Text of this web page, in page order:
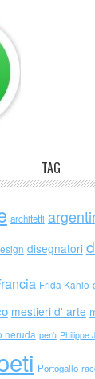
TAG
architetti
disegnatori
Frida Kahlo
mestieri d' arte
neruda perù Philippe
Portogallo